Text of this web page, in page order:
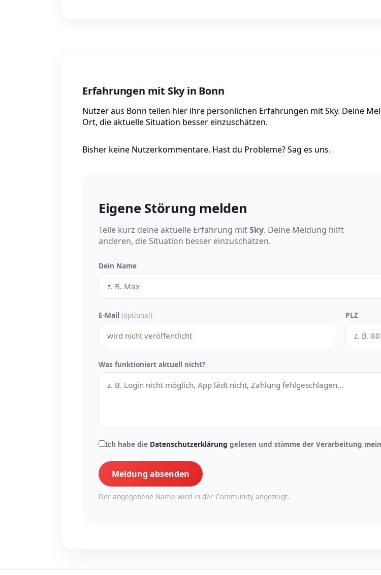
Erfahrungen mit Sky in Bonn
Nutzer aus Bonn teilen hier ihre persönlichen Erfahrungen mit Sky. Deine
Ort, die aktuelle Situation besser einzuschätzen.
Bisher keine Nutzerkommentare. Hast du Probleme? Sag es uns.
Eigene Störung melden
Teile kurz deine aktuelle Erfahrung mitSky. Deine Meldung hilft
anderen, die Situation besser einzuschätzen.
Dein Name
E-Mail (optional) PLZ
Was funktioniert aktuell nicht?
Ich habe die Datenschutzerklärung gelesen und stimme der Verarbeitung
Meldung absenden
Der angegebene Name wird in der Community angezeigt.